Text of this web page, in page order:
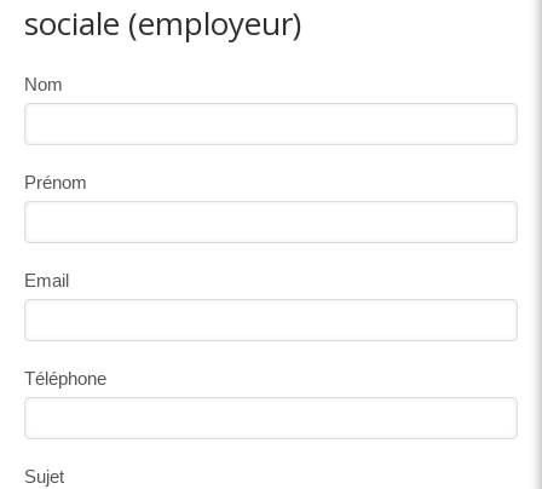
sociale (employeur)
Nom
Prénom
Email
Téléphone
Sujet